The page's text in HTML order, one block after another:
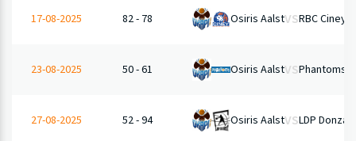
17-08-2025 82 - 78 Osiris AalstVSRBC Ciney
23-08-2025 50 - 61 Osiris AalstVSPhantoms
27-08-2025 52 - 94 Osiris AalstVSLDP Donza